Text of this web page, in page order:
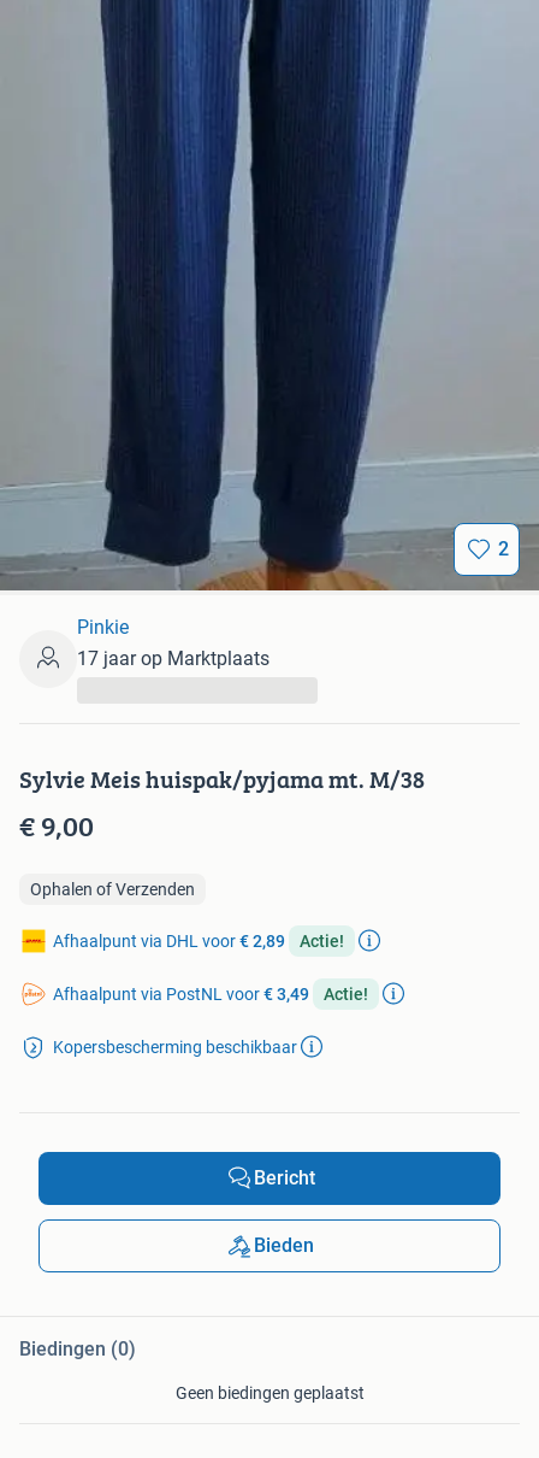
2
Sylvie Meis huispak/pyjama mt. M/38
€ 9,00
Ophalen of Verzenden
Afhaalpunt via DHL voor€ 2,89 Actie!
Afhaalpunt via PostNL voor€ 3,49 Actie!
Kopersbescherming beschikbaar
Pinkie
17 jaar op Marktplaats
Bericht
Bieden
Biedingen (0)
Geen biedingen geplaatst